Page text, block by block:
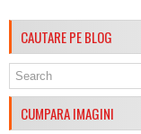
CAUTARE PE BLOG
CUMPARA IMAGINI